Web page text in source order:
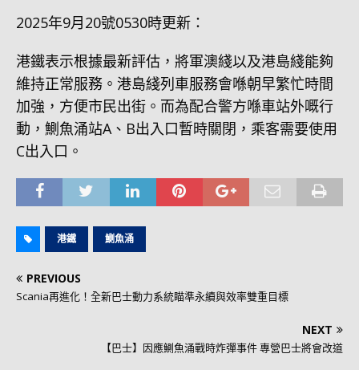
2025年9月20號0530時更新：
港鐵表示根據最新評估，將軍澳綫以及港島綫能夠
維持正常服務。港島綫列車服務會喺朝早繁忙時間
加強，方便市民出街。而為配合警方喺車站外嘅行
動，鰂魚涌站A、B出入口暫時關閉，乘客需要使用
C出入口。
港鐵 鰂魚涌
PREVIOUS
Scania再進化！全新巴士動力系統瞄準永續與效率雙重目標
NEXT
【巴士】因應鰂魚涌戰時炸彈事件 專營巴士將會改道